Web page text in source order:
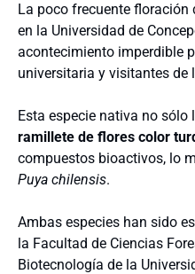
La poco frecuente floración
en la Universidad de
acontecimiento imperdible
universitaria y visitantes de
Esta especie nativa no
ramillete de flores color
compuestos bioactivos, lo
Puya chilensis.
Ambas especies han sido
la Facultad de Ciencias
Biotecnología de la